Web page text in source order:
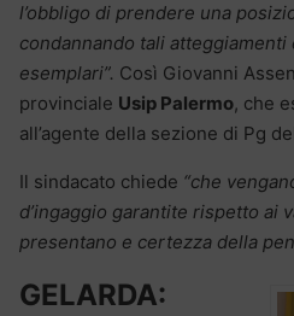
l’obbligo di prendere una
condannando tali
esemplari”. Così Giovanni
provinciale Usip Palermo, che
all’agente della sezione di Pg
Il sindacato chiede “che
d’ingaggio garantite rispetto ai
presentano e certezza della
GELARDA: